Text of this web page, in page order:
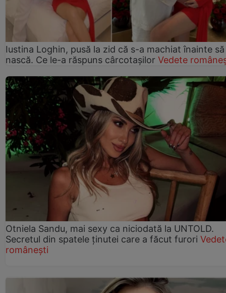
Iustina Loghin, pusă la zid că s-a machiat înainte să
nască. Ce le-a răspuns cârcotașilor Vedete
Otniela Sandu, mai sexy ca niciodată la UNTOLD.
Secretul din spatele ținutei care a făcut furori
românești